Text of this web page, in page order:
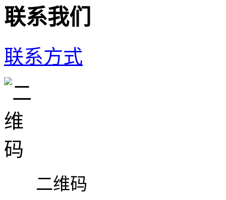
联系我们
联系方式
二维码